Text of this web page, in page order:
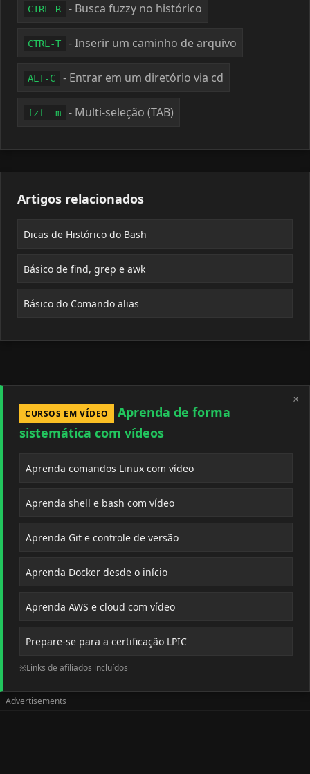
CTRL-R - Busca fuzzy no histórico
CTRL-T - Inserir um caminho de arquivo
ALT-C - Entrar em um diretório via cd
fzf -m - Multi-seleção (TAB)
Artigos relacionados
Dicas de Histórico do Bash
Básico de find, grep e awk
Básico do Comando alias
×
CURSOS EM VÍDEO
Aprenda de forma
sistemática com vídeos
Aprenda comandos Linux com vídeo
Aprenda shell e bash com vídeo
Aprenda Git e controle de versão
Aprenda Docker desde o início
Aprenda AWS e cloud com vídeo
Prepare-se para a certificação LPIC
※Links de afiliados incluídos